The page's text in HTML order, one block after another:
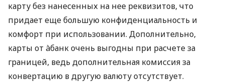
карту без нанесенных на нее реквизитов, что
придает еще большую конфиденциальность и
комфорт при использовании. Дополнительно,
карты от àбанк очень выгодны при расчете за
границей, ведь дополнительная комиссия за
конвертацию в другую валюту отсутствует.